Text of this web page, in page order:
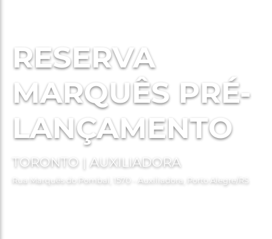
RESERVA
MARQUÊS PRÉ-
LANÇAMENTO
TORONTO | AUXILIADORA
Rua Marquês do Pombal, 1570 - Auxiliadora, Porto Alegre/RS